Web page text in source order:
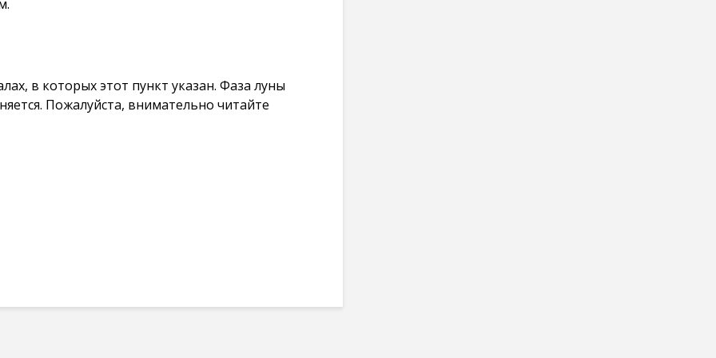
в которых этот пункт указан. Фаза луны
Пожалуйста, внимательно читайте